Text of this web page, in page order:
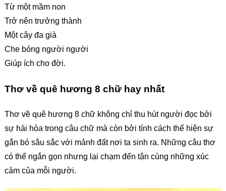
Từ một mầm non
Trở nên trưởng thành
Một cây đa già
Che bóng người người
Giúp ích cho đời.
Thơ về quê hương 8 chữ hay nhất
Thơ về quê hương 8 chữ không chỉ thu hút người đọc bởi
sự hài hòa trong câu chữ mà còn bởi tính cách thể hiện sự
gắn bó sâu sắc với mảnh đất nơi ta sinh ra. Những câu thơ
có thể ngắn gọn nhưng lại chạm đến tận cùng những xúc
cảm của mỗi người.